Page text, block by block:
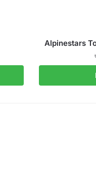
Alpinestars